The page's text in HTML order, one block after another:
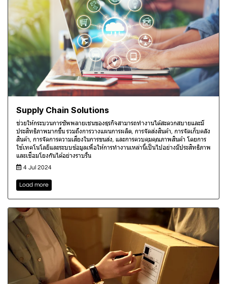
Supply Chain Solutions
ช่วยให้กระบวนการซัพพลายเชนของธุรกิจสามารถทำงานได้สะดวกสบายและมี
ประสิทธิภาพมากขึ้น รวมถึงการวางแผนการผลิต, การจัดส่งสินค้า, การจัดเก็บคลัง
สินค้า, การจัดการความเสี่ยงในการขนส่ง, และการควบคุมคุณภาพสินค้า โดยการ
ใช้เทคโนโลยีและระบบข้อมูลเพื่อให้การทำงานเหล่านี้เป็นไปอย่างมีประสิทธิภาพ
และเชื่อมโยงกันได้อย่างราบรื่น
4 Jul 2024
Load more